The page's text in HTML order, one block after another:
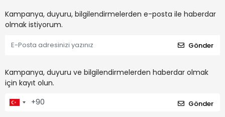
Kampanya, duyuru, bilgilendirmelerden e-posta ile haberdar
olmak istiyorum.
Gönder
Kampanya, duyuru ve bilgilendirmelerden haberdar olmak
için kayıt olun.
Gönder